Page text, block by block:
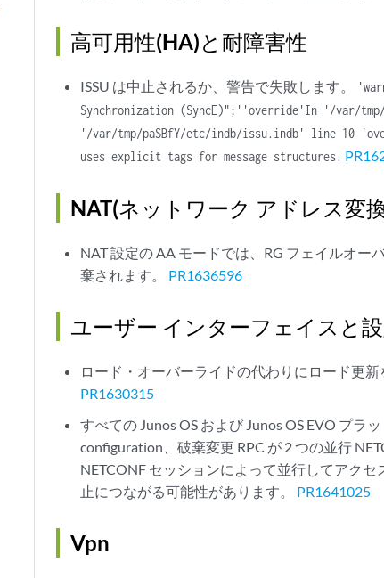
高可用性(HA)と耐障害性
ISSU は中止されるか、警告で失敗します。
Synchronization (SyncE)";''override'In '/var/
'/var/tmp/paSBfY/etc/indb/issu.indb' line 10
uses explicit tags for message structures.
NAT(ネットワーク アドレス変
NAT 設定の AA モードでは、RG フェイルオー
棄されます。 PR1636596
ユーザー インターフェイスと
ロード・オーバーライドの代わりにロード更
PR1630315
すべての Junos OS および Junos OS EVO プラ
configuration、破棄変更 RPC が 2 つの並行
NETCONF セッションによって並行してアク
止につながる可能性があります。 PR1641025
Vpn